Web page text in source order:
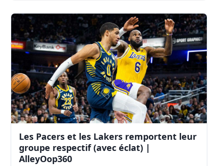
Les Pacers et les Lakers remportent leur
groupe respectif (avec éclat) |
AlleyOop360